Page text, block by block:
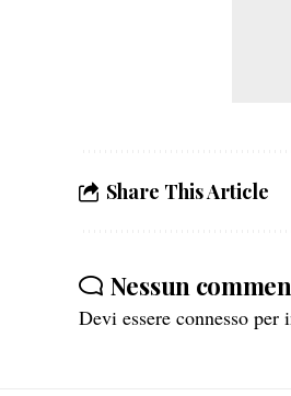
Share This Article
Nessun
Devi essere connesso per